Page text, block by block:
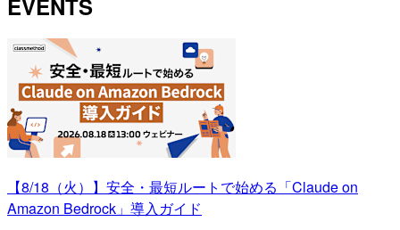
【8/18（火）】安全・最短ルートで始める「Claude on
Amazon Bedrock」導入ガイド